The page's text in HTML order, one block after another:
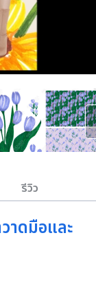
รีวิว
าดมือและ